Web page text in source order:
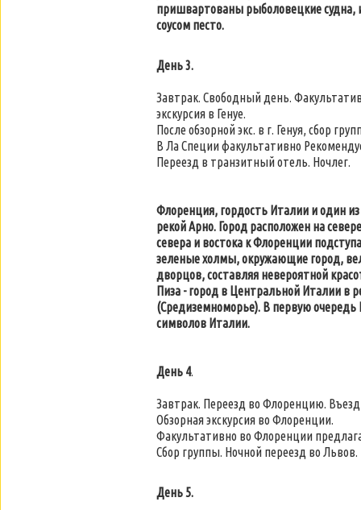
пришвартованы рыболовецкие
соусом песто.
День 3.
Завтрак. Свободный день.
экскурсия в Генуе.
После обзорной экс. в г. Генуя, сбор
В Ла Специи факультативно
Переезд в транзитный отель. Ночлег.
Флоренция, гордость Италии и один
рекой Арно. Город расположен на
севера и востока к Флоренции
зеленые холмы, окружающие город,
дворцов, составляя невероятной
Пиза - город в Центральной Италии в
(Средиземноморье). В первую очередь
символов Италии.
День 4.
Завтрак. Переезд во Флоренцию.
Обзорная экскурсия во Флоренции.
Факультативно во Флоренции
Сбор группы. Ночной переезд во Львов.
День 5.